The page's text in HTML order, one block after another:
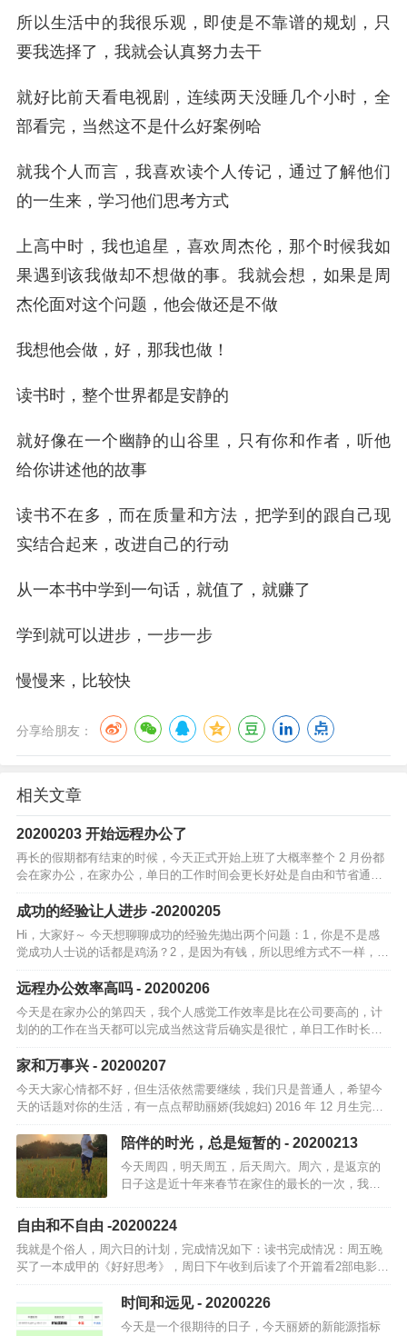
所以生活中的我很乐观，即使是不靠谱的规划，只
要我选择了，我就会认真努力去干
就好比前天看电视剧，连续两天没睡几个小时，全
部看完，当然这不是什么好案例哈
就我个人而言，我喜欢读个人传记，通过了解他们
的一生来，学习他们思考方式
上高中时，我也追星，喜欢周杰伦，那个时候我如
果遇到该我做却不想做的事。我就会想，如果是周
杰伦面对这个问题，他会做还是不做
我想他会做，好，那我也做！
读书时，整个世界都是安静的
就好像在一个幽静的山谷里，只有你和作者，听他
给你讲述他的故事
读书不在多，而在质量和方法，把学到的跟自己现
实结合起来，改进自己的行动
从一本书中学到一句话，就值了，就赚了
学到就可以进步，一步一步
慢慢来，比较快
分享给朋友：
相关文章
20200203 开始远程办公了
再长的假期都有结束的时候，今天正式开始上班了大概率整个 2 月份都
会在家办公，在家办公，单日的工作时间会更长好处是自由和节省通行
时间，可以更多的陪家人，不过再长的「假期」也会结束今天 A 股一片
绿，就…
成功的经验让人进步 -20200205
Hi，大家好～ 今天想聊聊成功的经验先抛出两个问题：1，你是不是感
觉成功人士说的话都是鸡汤？2，是因为有钱，所以思维方式不一样，还
是因为思维方式不一样，所以才有钱？分享三个小案例1，我哥在村…
远程办公效率高吗 - 20200206
今天是在家办公的第四天，我个人感觉工作效率是比在公司要高的，计
划的的工作在当天都可以完成当然这背后确实是很忙，单日工作时长一
点也不少简单说说我远程办公的一天早上第一个会是 09:45 分，小部门
的早上…
家和万事兴 - 20200207
今天大家心情都不好，但生活依然需要继续，我们只是普通人，希望今
天的话题对你的生活，有一点点帮助丽娇(我媳妇) 2016 年 12 月生完宇
哲(我大儿子)后，就一直没上班，在家做全职太太偶尔跟同事们聊天…
陪伴的时光，总是短暂的 - 20200213
今天周四，明天周五，后天周六。周六，是返京的
日子这是近十年来春节在家住的最长的一次，我已
耍的地方，天气好时午饭直接院子吃一家人基本不
自由和不自由 -20200224
我就是个俗人，周六日的计划，完成情况如下：读书完成情况：周五晚
买了一本成甲的《好好思考》，周日下午收到后读了个开篇看2部电影完
成情况：看了一部「霹雳娇娃」写方案完成情况：未进行洗衣做饭：完
成了周六日整…
时间和远见 - 20200226
今天是一个很期待的日子，今天丽娇的新能源指标